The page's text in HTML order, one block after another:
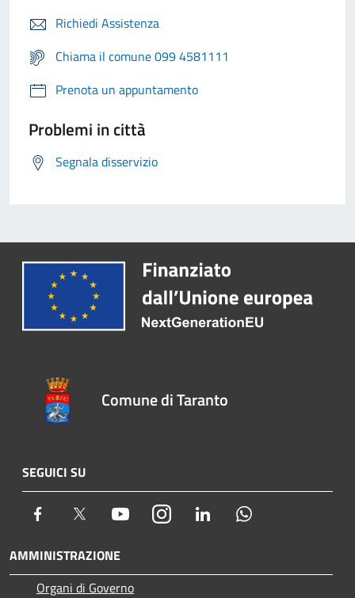
Richiedi Assistenza
Chiama il comune 099 4581111
Prenota un appuntamento
Problemi in città
Segnala disservizio
Comune di Taranto
SEGUICI SU
Facebook Twitter YoutubeInstagram LinkedIn
AMMINISTRAZIONE
Organi di Governo